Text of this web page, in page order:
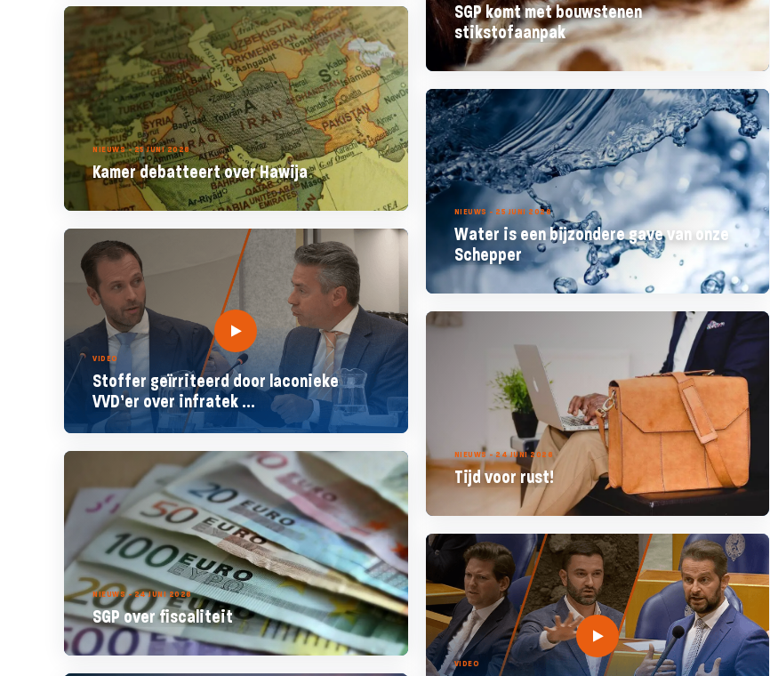
SGP komt met bouwstenen
stikstofaanpak
NIEUWS - 25 JUNI 2026
Kamer debatteert over Hawija
NIEUWS - 25 JUNI 2026
Water is een bijzondere gave van onze
Schepper
VIDEO
Stoffer geïrriteerd door laconieke
VVD’er over infratek ...
NIEUWS - 24 JUNI 2026
Tijd voor rust!
NIEUWS - 24 JUNI 2026
SGP over fiscaliteit
VIDEO